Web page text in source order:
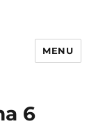
MENU
6